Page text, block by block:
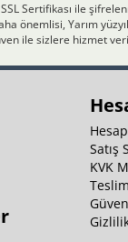
Sertifikası ile
önemlisi, Yarım
ile sizlere hizmet
Satış
KVK